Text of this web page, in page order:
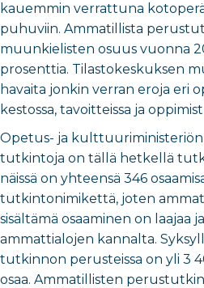
kauemmin verrattuna
puhuviin. Ammatillista
muunkielisten osuus vuonna
prosenttia. Tilastokeskuksen
havaita jonkin verran eroja eri
kestossa, tavoitteissa ja
Opetus- ja kulttuuriministeriön
tutkintoja on tällä hetkellä
näissä on yhteensä 346
tutkintonimikettä, joten
sisältämä osaaminen on laajaa
ammattialojen kannalta.
tutkinnon perusteissa on yli 3
osaa. Ammatillisten